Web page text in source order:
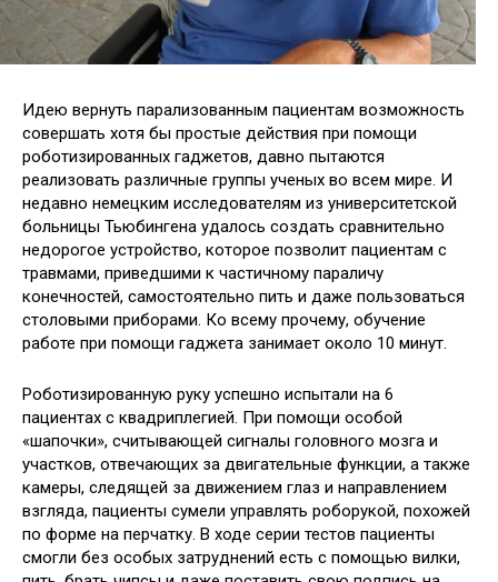
Идею вернуть парализованным пациентам возможность
совершать хотя бы простые действия при помощи
роботизированных гаджетов, давно пытаются
реализовать различные группы ученых во всем мире. И
недавно немецким исследователям из университетской
больницы Тьюбингена удалось создать сравнительно
недорогое устройство, которое позволит пациентам с
травмами, приведшими к частичному параличу
конечностей, самостоятельно пить и даже пользоваться
столовыми приборами. Ко всему прочему, обучение
работе при помощи гаджета занимает около 10 минут.
Роботизированную руку успешно испытали на 6
пациентах с квадриплегией. При помощи особой
«шапочки», считывающей сигналы головного мозга и
участков, отвечающих за двигательные функции, а также
камеры, следящей за движением глаз и направлением
взгляда, пациенты сумели управлять роборукой, похожей
по форме на перчатку. В ходе серии тестов пациенты
смогли без особых затруднений есть с помощью вилки,